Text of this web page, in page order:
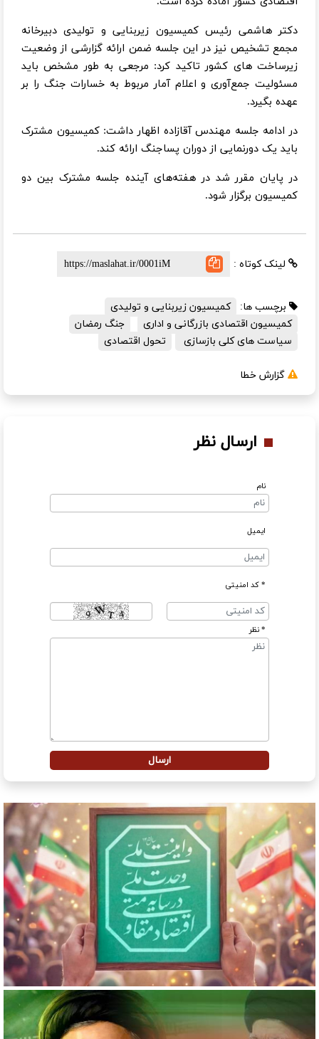
دکتر هاشمی رئیس کمیسیون زیربنایی و تولیدی دبیرخانه
مجمع تشخیص نیز در این جلسه ضمن ارائه گزارشی از وضعیت
زیرساخت های کشور تاکید کرد: مرجعی به طور مشخص باید
مسئولیت جمع‌آوری و اعلام آمار مربوط به خسارات جنگ را بر
عهده بگیرد.
در ادامه جلسه مهندس آقازاده اظهار داشت: کمیسیون مشترک
باید یک دورنمایی از دوران پساجنگ ارائه کند.
در پایان مقرر شد در هفته‌های آینده جلسه‌ مشترک بین دو
کمیسیون برگزار شود.
لینک کوتاه :
برچسب ها:
کمیسیون زیربنایی و تولیدی
کمیسیون اقتصادی بازرگانی و اداری
جنگ رمضان
سیاست های کلی بازسازی
تحول اقتصادی
گزارش خطا
ارسال نظر
نام
ایمیل
* کد امنیتی
* نظر